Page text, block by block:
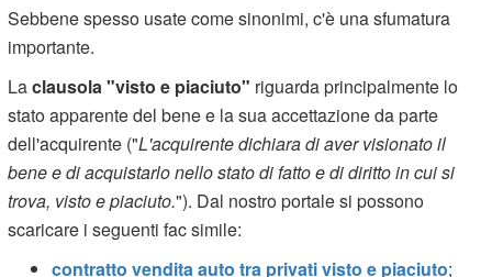
Sebbene spesso usate come sinonimi, c'è una sfumatura
importante.
Laclausola "visto e piaciuto" riguarda principalmente lo
stato apparente del bene e la sua accettazione da parte
dell'acquirente ("L'acquirente dichiara di aver visionato il
bene e di acquistarlo nello stato di fatto e di diritto in cui si
trova, visto e piaciuto."). Dal nostro portale si possono
scaricare i seguenti fac simile:
contratto vendita auto tra privati visto e piaciuto;